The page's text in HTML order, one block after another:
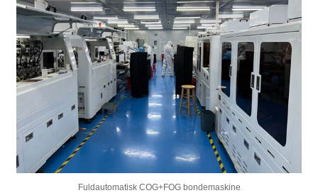
Fuldautomatisk COG+FOG bondemaskine